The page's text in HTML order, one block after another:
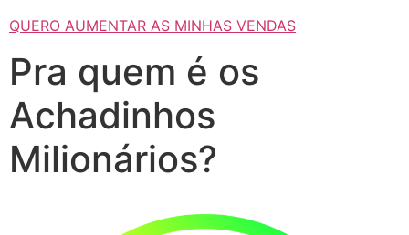
QUERO AUMENTAR AS MINHAS VENDAS
Pra quem é os
Achadinhos
Milionários?